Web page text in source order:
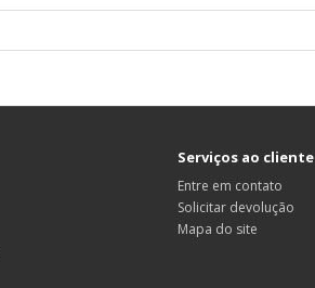
Serviços ao cliente
Entre em contato
Solicitar devolução
Mapa do site